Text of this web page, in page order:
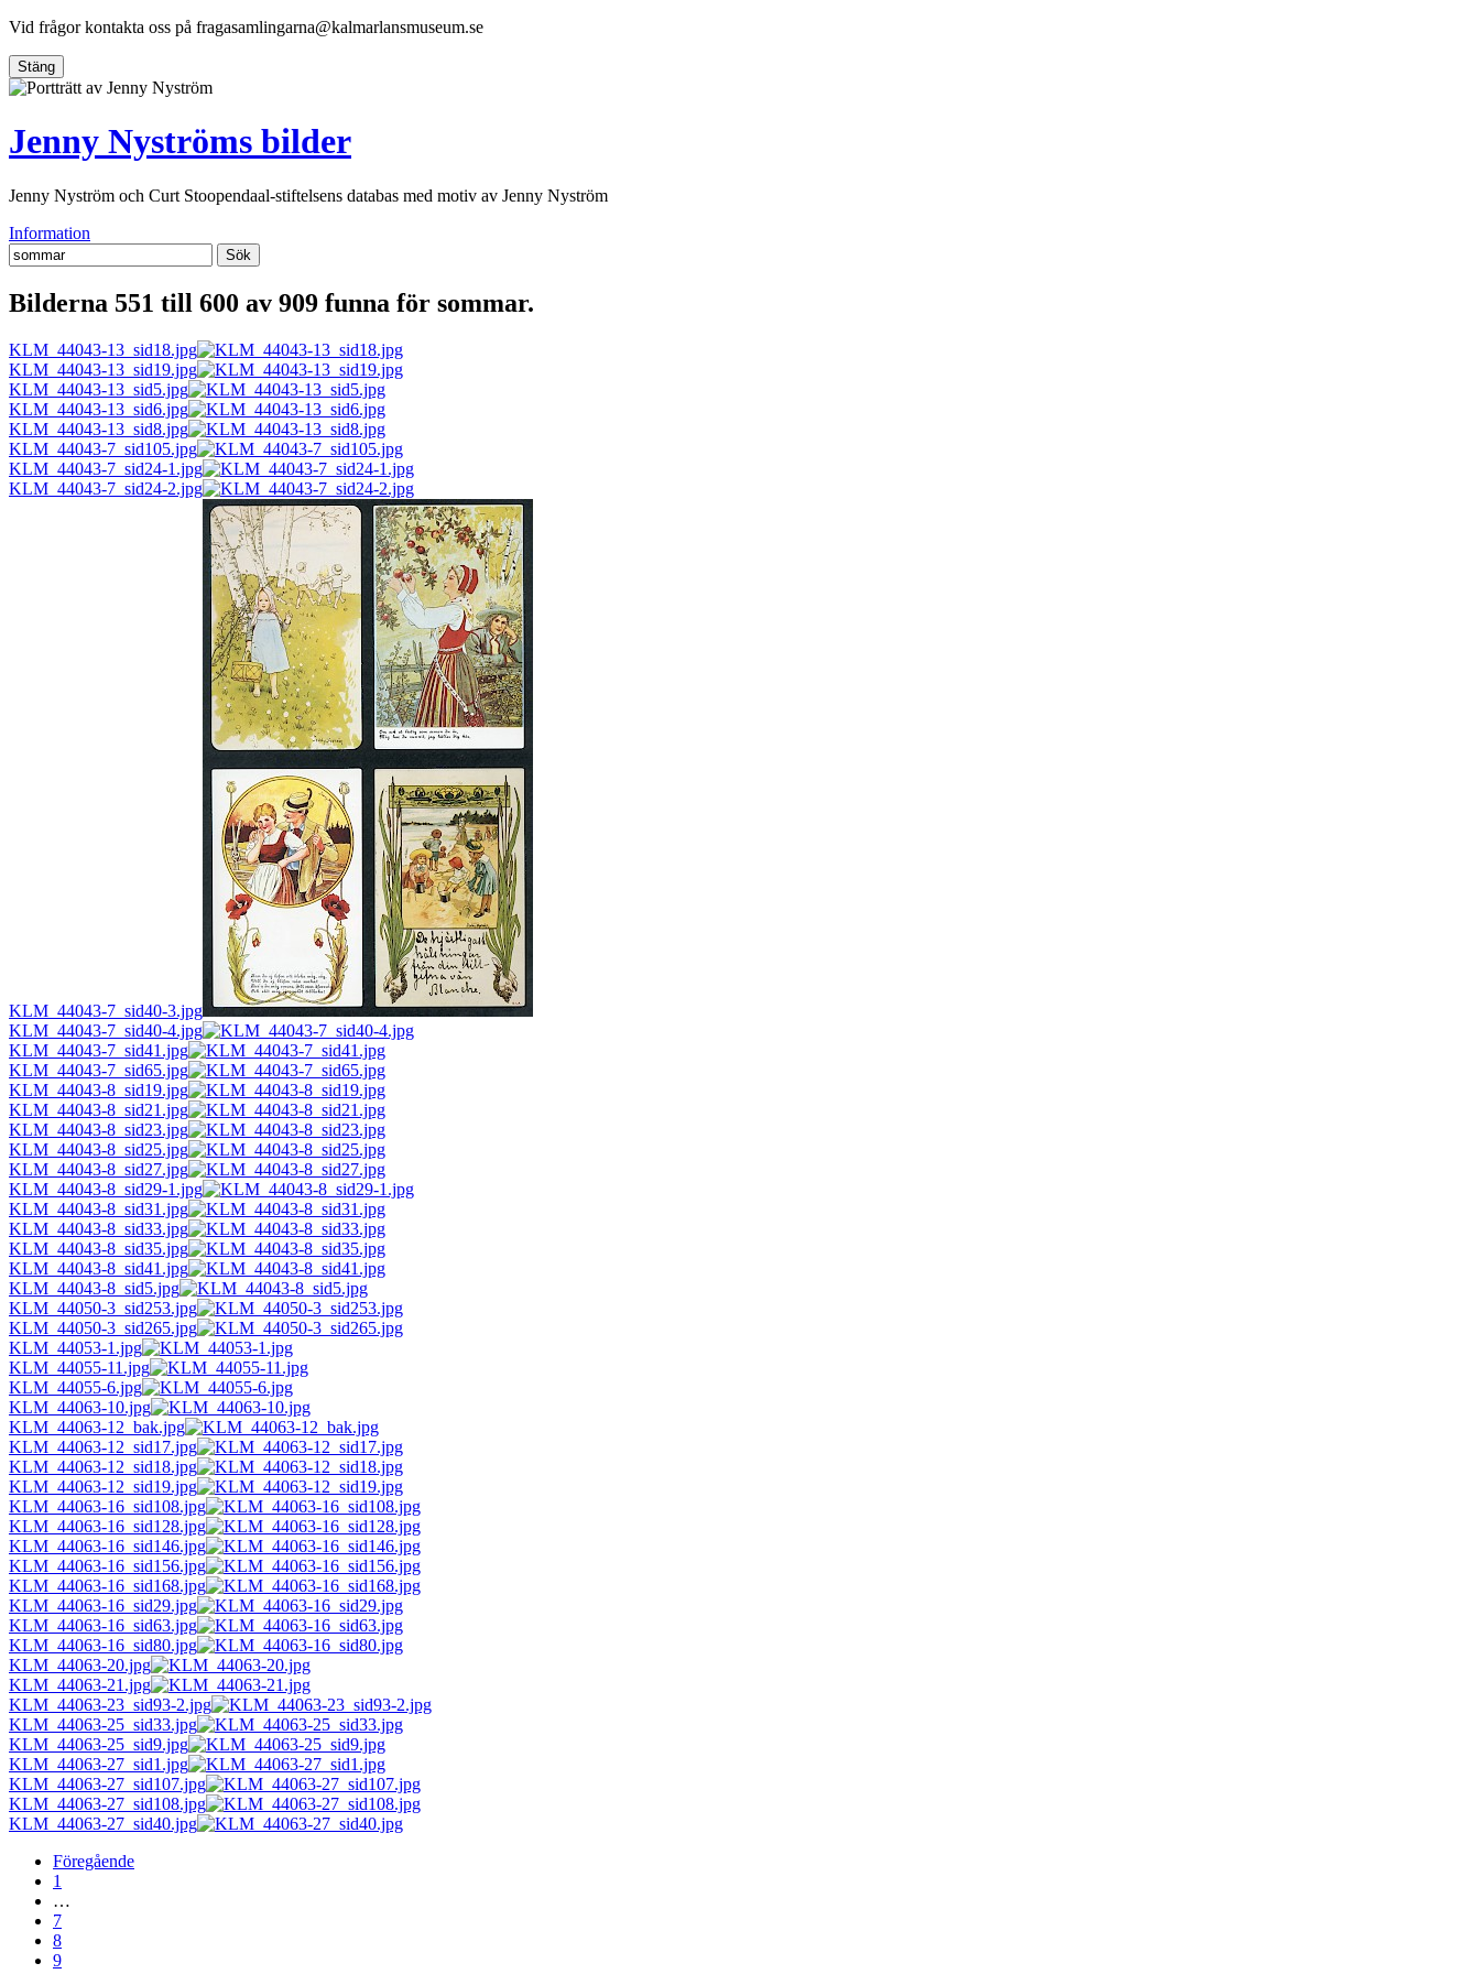
Vid frågor kontakta oss på fragasamlingarna@kalmarlansmuseum.se
Stäng
Jenny Nyströms bilder
Jenny Nyström och Curt Stoopendaal-stiftelsens databas med motiv av Jenny Nyström
Information
Sök
Bilderna 551 till 600 av 909 funna för sommar.
KLM_44043-13_sid18.jpg
KLM_44043-13_sid19.jpg
KLM_44043-13_sid5.jpg
KLM_44043-13_sid6.jpg
KLM_44043-13_sid8.jpg
KLM_44043-7_sid105.jpg
KLM_44043-7_sid24-1.jpg
KLM_44043-7_sid24-2.jpg
KLM_44043-7_sid40-3.jpg
KLM_44043-7_sid40-4.jpg
KLM_44043-7_sid41.jpg
KLM_44043-7_sid65.jpg
KLM_44043-8_sid19.jpg
KLM_44043-8_sid21.jpg
KLM_44043-8_sid23.jpg
KLM_44043-8_sid25.jpg
KLM_44043-8_sid27.jpg
KLM_44043-8_sid29-1.jpg
KLM_44043-8_sid31.jpg
KLM_44043-8_sid33.jpg
KLM_44043-8_sid35.jpg
KLM_44043-8_sid41.jpg
KLM_44043-8_sid5.jpg
KLM_44050-3_sid253.jpg
KLM_44050-3_sid265.jpg
KLM_44053-1.jpg
KLM_44055-11.jpg
KLM_44055-6.jpg
KLM_44063-10.jpg
KLM_44063-12_bak.jpg
KLM_44063-12_sid17.jpg
KLM_44063-12_sid18.jpg
KLM_44063-12_sid19.jpg
KLM_44063-16_sid108.jpg
KLM_44063-16_sid128.jpg
KLM_44063-16_sid146.jpg
KLM_44063-16_sid156.jpg
KLM_44063-16_sid168.jpg
KLM_44063-16_sid29.jpg
KLM_44063-16_sid63.jpg
KLM_44063-16_sid80.jpg
KLM_44063-20.jpg
KLM_44063-21.jpg
KLM_44063-23_sid93-2.jpg
KLM_44063-25_sid33.jpg
KLM_44063-25_sid9.jpg
KLM_44063-27_sid1.jpg
KLM_44063-27_sid107.jpg
KLM_44063-27_sid108.jpg
KLM_44063-27_sid40.jpg
Föregående
1
…
7
8
9